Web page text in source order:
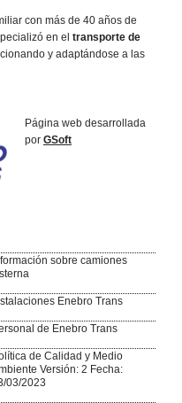
con más de 40 años de
en el transporte de
y adaptándose a las
Página web desarrollada
por GSoft
sobre camiones
Enebro Trans
de Enebro Trans
de Calidad y Medio
Versión: 2 Fecha:
03/2023